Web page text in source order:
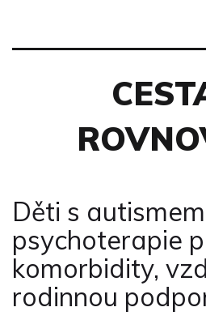
Děti s
psychoterapie
komorbidity,
rodinnou